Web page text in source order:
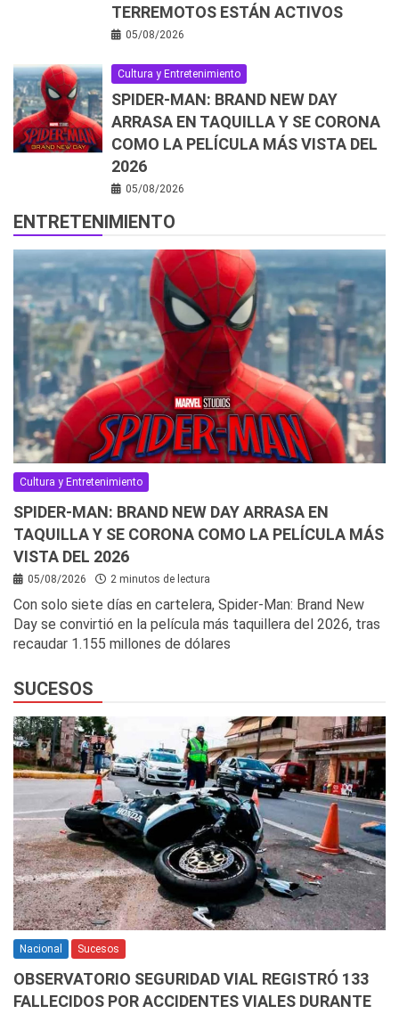
TERREMOTOS ESTÁN ACTIVOS
05/08/2026
Cultura y Entretenimiento
SPIDER-MAN: BRAND NEW DAY
ARRASA EN TAQUILLA Y SE CORONA
COMO LA PELÍCULA MÁS VISTA DEL
2026
05/08/2026
ENTRETENIMIENTO
Cultura y Entretenimiento
SPIDER-MAN: BRAND NEW DAY ARRASA EN
TAQUILLA Y SE CORONA COMO LA PELÍCULA MÁS
VISTA DEL 2026
05/08/2026 2 minutos de lectura
Con solo siete días en cartelera, Spider-Man: Brand New
Day se convirtió en la película más taquillera del 2026, tras
recaudar 1.155 millones de dólares
SUCESOS
Nacional Sucesos
OBSERVATORIO SEGURIDAD VIAL REGISTRÓ 133
FALLECIDOS POR ACCIDENTES VIALES DURANTE